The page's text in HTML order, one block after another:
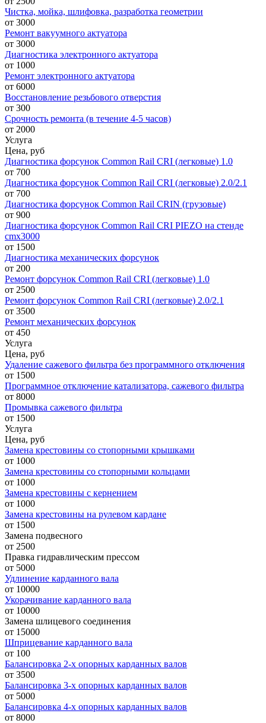
Чистка, мойка, шлифовка, разработка геометрии
от 3000
Ремонт вакуумного актуатора
от 3000
Диагностика электронного актуатора
от 1000
Ремонт электронного актуатора
от 6000
Восстановление резьбового отверстия
от 300
Срочность ремонта (в течение 4-5 часов)
от 2000
Услуга
Цена, руб
Диагностика форсунок Common Rail CRI (легковые) 1.0
от 700
Диагностика форсунок Common Rail CRI (легковые) 2.0/2.1
от 700
Диагностика форсунок Common Rail CRIN (грузовые)
от 900
Диагностика форсунок Common Rail CRI PIEZO на стенде
cmx3000
от 1500
Диагностика механических форсунок
от 200
Ремонт форсунок Common Rail CRI (легковые) 1.0
от 2500
Ремонт форсунок Common Rail CRI (легковые) 2.0/2.1
от 3500
Ремонт механических форсунок
от 450
Услуга
Цена, руб
Удаление сажевого фильтра без программного отключения
от 1500
Программное отключение катализатора, сажевого фильтра
от 8000
Промывка сажевого фильтра
от 1500
Услуга
Цена, руб
Замена крестовины со стопорными крышками
от 1000
Замена крестовины со стопорными кольцами
от 1000
Замена крестовины с кернением
от 1000
Замена крестовины на рулевом кардане
от 1500
Замена подвесного
от 2500
Правка гидравлическим прессом
от 5000
Удлинение карданного вала
от 10000
Укорачивание карданного вала
от 10000
Замена шлицевого соединения
от 15000
Шприцевание карданного вала
от 100
Балансировка 2-х опорных карданных валов
от 3500
Балансировка 3-х опорных карданных валов
от 5000
Балансировка 4-х опорных карданных валов
от 8000